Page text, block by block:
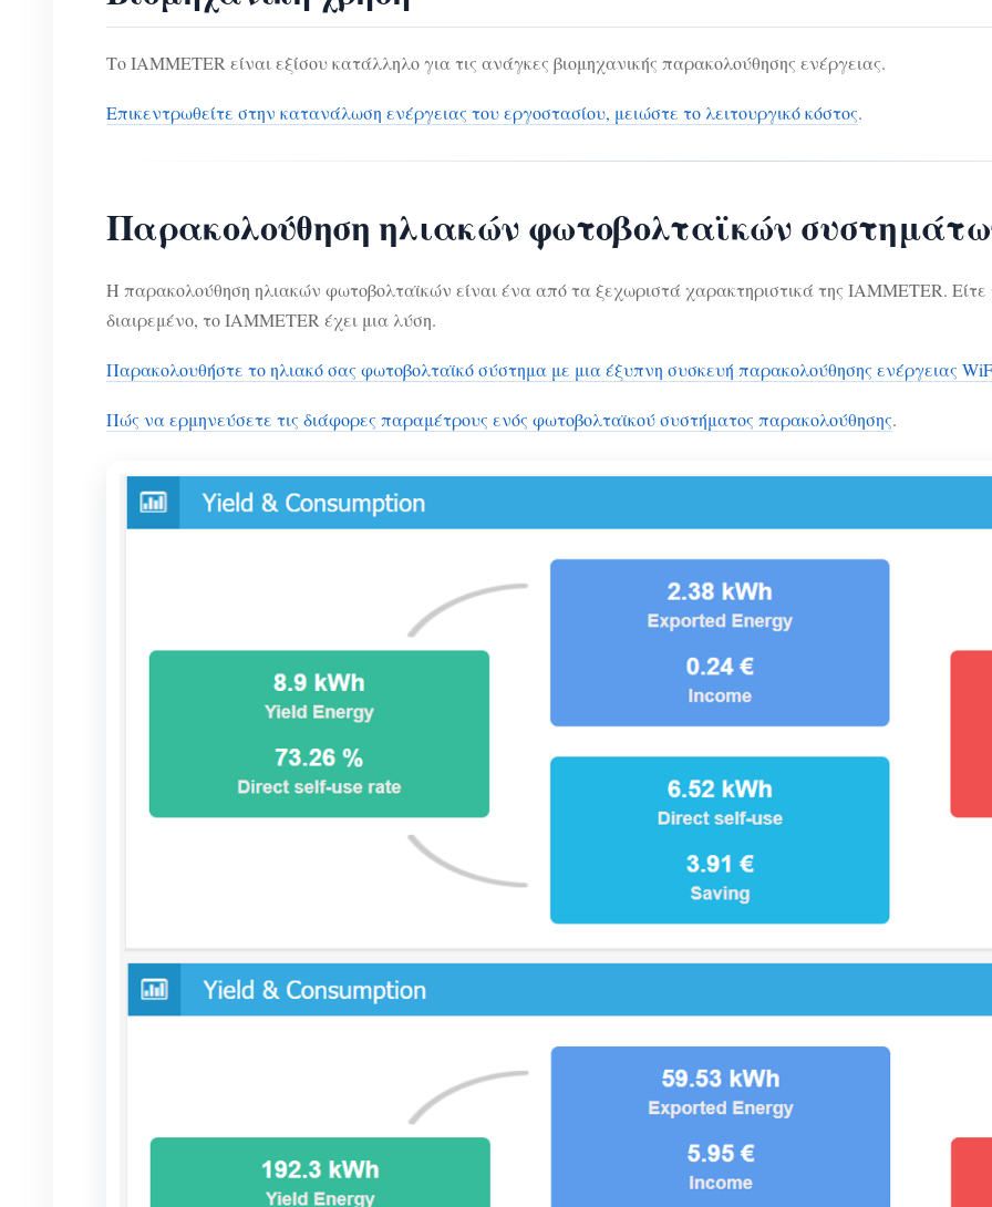
Το IAMMETER είναι εξίσου κατάλληλο για τις ανάγκες βιομηχανικής παρακολούθησης ενέργειας.
Επικεντρωθείτε στην κατανάλωση ενέργειας του εργοστασίου, μειώστε το λειτουργικό κόστος.
Παρακολούθηση ηλιακών φωτοβολταϊκών
Η παρακολούθηση ηλιακών φωτοβολταϊκών είναι ένα από τα ξεχωριστά χαρακτηριστικά της IAMMETER. Είτε
διαιρεμένο, το IAMMETER έχει μια λύση.
Παρακολουθήστε το ηλιακό σας φωτοβολταϊκό σύστημα με μια έξυπνη συσκευή παρακολούθησης ενέργειας
Πώς να ερμηνεύσετε τις διάφορες παραμέτρους ενός φωτοβολταϊκού συστήματος παρακολούθησης.